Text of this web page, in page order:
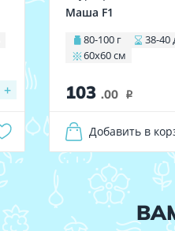
+
Маша F1
80-100 г
38-40
60х60 см
103 .00 i
Добавить в